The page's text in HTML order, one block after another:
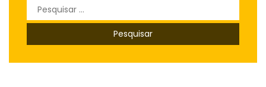
Pesquisar
por: